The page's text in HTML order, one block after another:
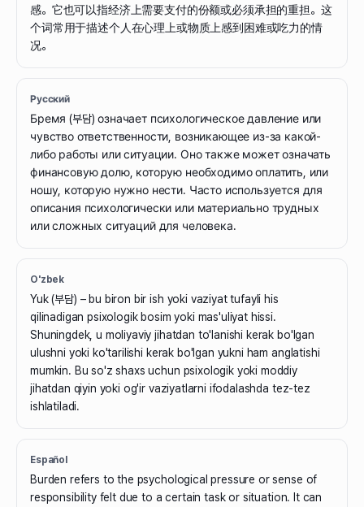
感。它也可以指经济上需要支付的份额或必须承担的重担。这
个词常用于描述个人在心理上或物质上感到困难或吃力的情
况。
Русский
Бремя (부담) означает психологическое давление или
чувство ответственности, возникающее из-за какой-
либо работы или ситуации. Оно также может означать
финансовую долю, которую необходимо оплатить, или
ношу, которую нужно нести. Часто используется для
описания психологически или материально трудных
или сложных ситуаций для человека.
O'zbek
Yuk (부담) – bu biron bir ish yoki vaziyat tufayli his
qilinadigan psixologik bosim yoki mas'uliyat hissi.
Shuningdek, u moliyaviy jihatdan to'lanishi kerak bo'lgan
ulushni yoki ko'tarilishi kerak bo'lgan yukni ham anglatishi
mumkin. Bu so'z shaxs uchun psixologik yoki moddiy
jihatdan qiyin yoki og'ir vaziyatlarni ifodalashda tez-tez
ishlatiladi.
Español
Burden refers to the psychological pressure or sense of
responsibility felt due to a certain task or situation. It can